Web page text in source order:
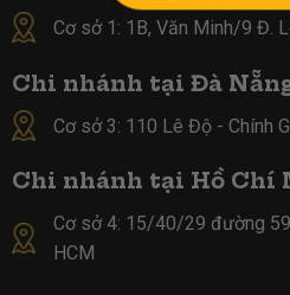
Cơ sở 1: 1B, Văn Minh/9 Đ.
Chi nhánh tại Đà
Cơ sở 3: 110 Lê Độ - Chính
Chi nhánh tại Hồ Chí
Cơ sở 4: 15/40/29 đường 59
HCM